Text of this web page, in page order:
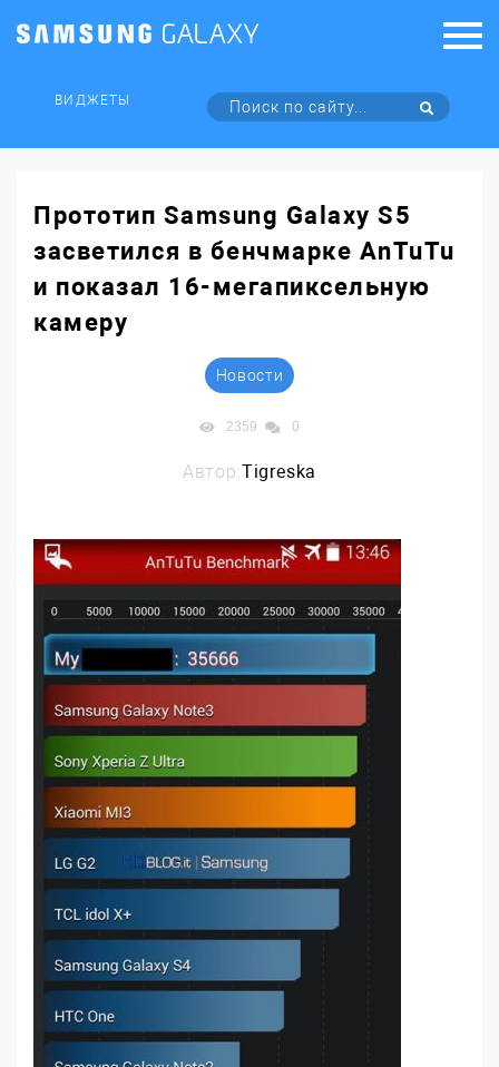
ВИДЖЕТЫ
Прототип Samsung Galaxy S5
засветился в бенчмарке AnTuTu
и показал 16-мегапиксельную
камеру
Новости
2359 0
Автор:Tigreska